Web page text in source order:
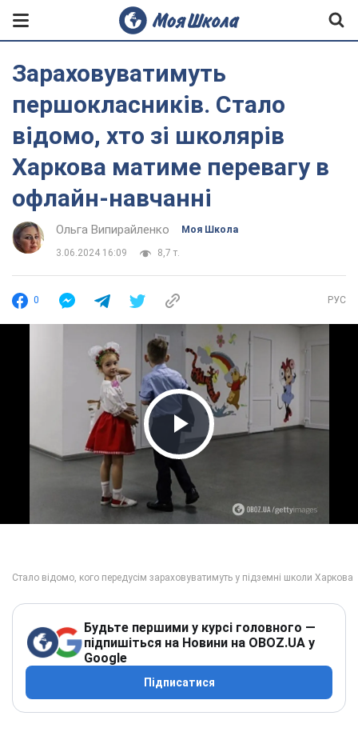
Зараховуватимуть
першокласників. Стало
відомо, хто зі школярів
Харкова матиме перевагу в
офлайн-навчанні
Ольга Випирайленко Моя Школа
3.06.2024 16:09 8,7 т.
0 РУС
Play Video
Будьте першими у курсі головного —
підпишіться на Новини на OBOZ.UA у
Google
Підписатися